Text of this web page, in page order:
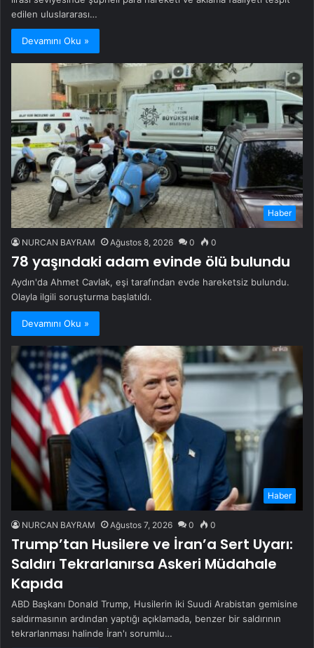
edilen uluslararası…
Devamını Oku »
Haber
NURCAN BAYRAM Ağustos 8, 2026 0 0
78 yaşındaki adam evinde ölü bulundu
Aydın'da Ahmet Cavlak, eşi tarafından evde hareketsiz bulundu.
Olayla ilgili soruşturma başlatıldı.
Devamını Oku »
Haber
NURCAN BAYRAM Ağustos 7, 2026 0 0
Trump’tan Husilere ve İran’a Sert Uyarı:
Saldırı Tekrarlanırsa Askeri Müdahale
Kapıda
ABD Başkanı Donald Trump, Husilerin iki Suudi Arabistan gemisine
saldırmasının ardından yaptığı açıklamada, benzer bir saldırının
tekrarlanması halinde İran'ı sorumlu…